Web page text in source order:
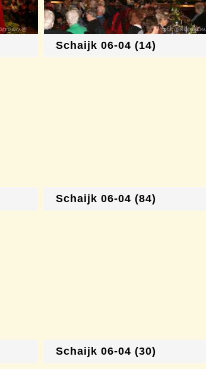
Schaijk 06-04 (14)
Schaijk 06-04 (84)
Schaijk 06-04 (30)